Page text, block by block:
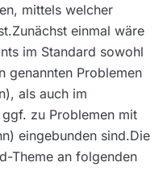
mittels welcher
einmal wäre
im Standard sowohl
genannten Problemen
als auch im
zu Problemen mit
eingebunden sind.Die
Theme an folgenden